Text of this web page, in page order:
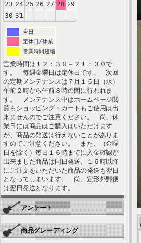
23 24 25 26 27 28 29
30 31
今日
定休日/休業
営業時間短縮
営業時間は１２：３０～２１：３０で
す。 毎週金曜日は定休日です。 次回
の定期メンテナンスは７月１５日（水）
午前２時から午前８時の間に行われま
す。 メンテナンス中はホームページ閲
覧もショッピング・カートもご使用は出
来ませんのでご注意ください。 尚、休
業日には商品はご購入はいただけます
が、商品の発送は行えないことがありま
すのでご注意ください。 また、（金曜
日を除く）毎日１６時までに入金確認が
出来ました商品は同日発送、１６時以降
にご注文をいただいた商品の発送も翌日
となってしまいます。 尚、定形外郵便
は翌日発送となります。
アンケート
商品グレーディング